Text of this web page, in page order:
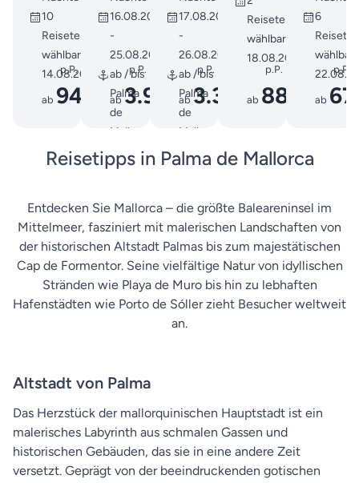
10
Reisetermine
wählbar ab
14.08.2026
p.P.
ab 949
16.08.2026
-
25.08.2026
ab / bis
Palma
de
Mallorca
p.P.
ab3.999€
17.08.2026
-
26.08.2026
ab / bis
Palma
de
Mallorca
p.P.
ab3.399€
Reisetermine
wählbar ab
18.08.2026
p.P.
ab 889
6
wählbar
p.P.
ab
Reisetipps in Palma de Mallorca
Entdecken Sie Mallorca – die größte Baleareninsel im
Mittelmeer, fasziniert mit malerischen Landschaften von
der historischen Altstadt Palmas bis zum majestätischen
Cap de Formentor. Seine vielfältige Natur von idyllischen
Stränden wie Playa de Muro bis hin zu lebhaften
Hafenstädten wie Porto de Sóller zieht Besucher weltweit
an.
Altstadt von Palma
Das Herzstück der mallorquinischen Hauptstadt ist ein
malerisches Labyrinth aus schmalen Gassen und
historischen Gebäuden, das sie in eine andere Zeit
versetzt. Geprägt von der beeindruckenden gotischen